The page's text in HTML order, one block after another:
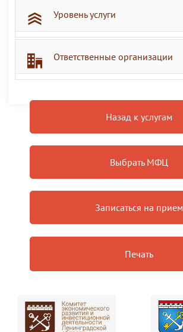
Уровень услуги
Ответственные организации
Назад к услугам
Выбрать МФЦ
Записаться на прием
Печать